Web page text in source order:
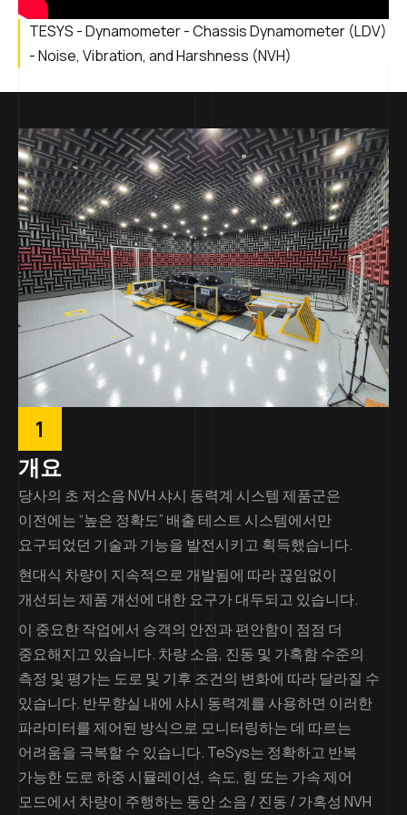
TESYS - Dynamometer - Chassis Dynamometer (LDV)
- Noise, Vibration, and Harshness (NVH)
1
개요
당사의 초 저소음 NVH 샤시 동력계 시스템 제품군은
이전에는 “높은 정확도” 배출 테스트 시스템에서만
요구되었던 기술과 기능을 발전시키고 획득했습니다.
현대식 차량이 지속적으로 개발됨에 따라 끊임없이
개선되는 제품 개선에 대한 요구가 대두되고 있습니다.
이 중요한 작업에서 승객의 안전과 편안함이 점점 더
중요해지고 있습니다. 차량 소음, 진동 및 가혹함 수준의
측정 및 평가는 도로 및 기후 조건의 변화에 따라 달라질 수
있습니다. 반무향실 내에 샤시 동력계를 사용하면 이러한
파라미터를 제어된 방식으로 모니터링하는 데 따르는
어려움을 극복할 수 있습니다. TeSys는 정확하고 반복
가능한 도로 하중 시뮬레이션, 속도, 힘 또는 가속 제어
모드에서 차량이 주행하는 동안 소음 / 진동 / 가혹성 NVH